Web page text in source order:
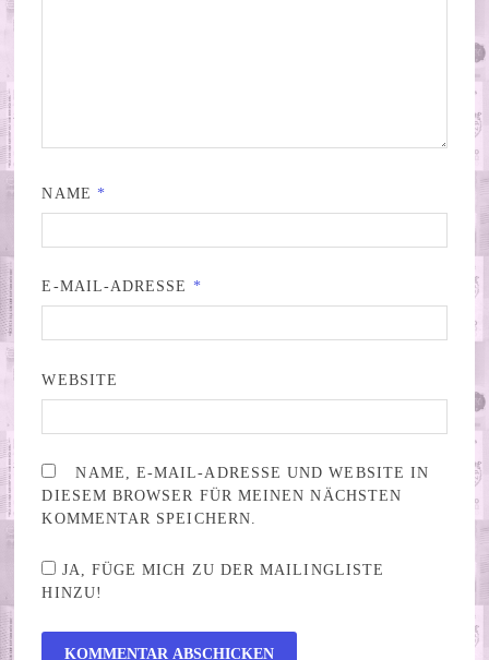
NAME *
E-MAIL-ADRESSE *
WEBSITE
NAME, E-MAIL-ADRESSE UND WEBSITE IN
DIESEM BROWSER FÜR MEINEN NÄCHSTEN
KOMMENTAR SPEICHERN.
JA, FÜGE MICH ZU DER MAILINGLISTE
HINZU!